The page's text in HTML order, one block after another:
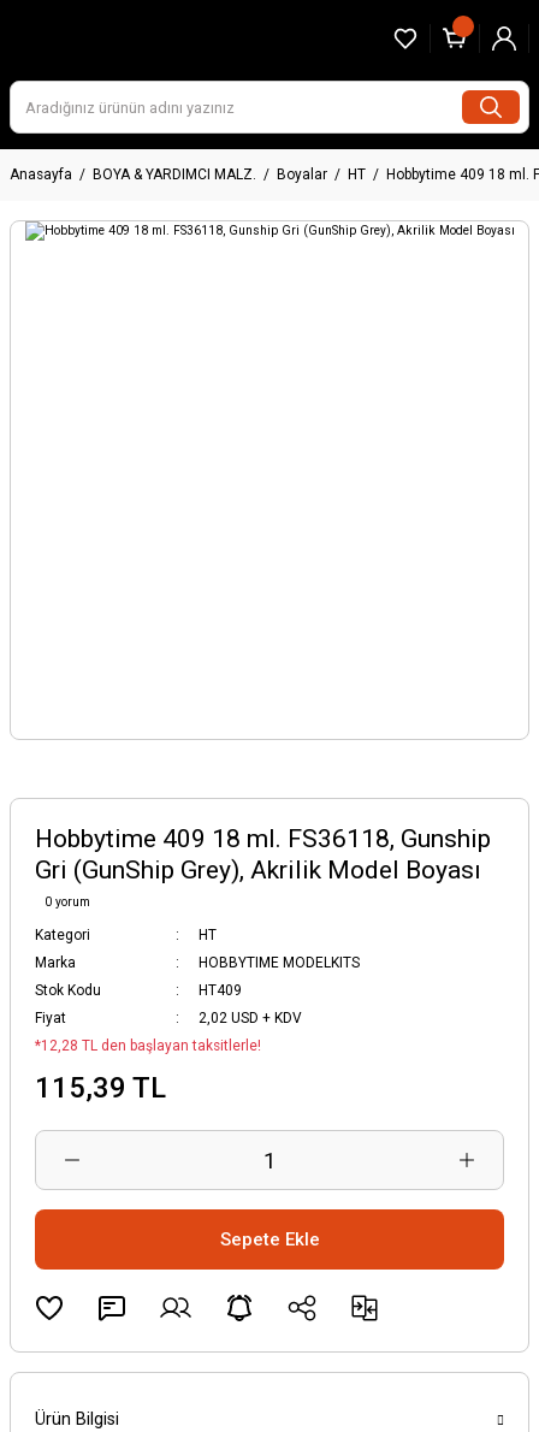
Anasayfa BOYA & YARDIMCI MALZ. Boyalar HT Hobbytime 409 18 ml.
Hobbytime 409 18 ml. FS36118, Gunship
Gri (GunShip Grey), Akrilik Model Boyası
0 yorum
Kategori
HT
Marka
HOBBYTIME MODELKITS
Stok Kodu
HT409
Fiyat
2,02 USD + KDV
*12,28 TL den başlayan taksitlerle!
115,39 TL
Sepete Ekle
Ürün Bilgisi